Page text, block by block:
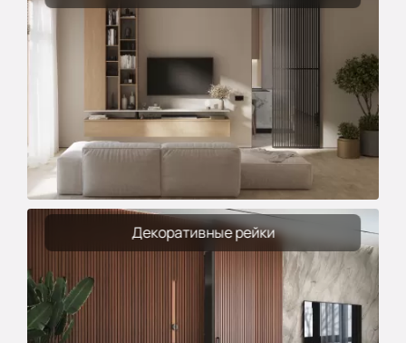
Декоративные рейки